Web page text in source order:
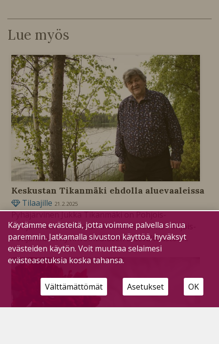
Lue myös
Keskustan Tikanmäki ehdolla aluevaaleissa
Tilaajille 21.2.2025
Pyhäjärvinen Jukka Tikanmäki on Pohjois-
Pohjanmaan Keskustan aluevaaliehdokas Pohjois-
Pohjanmaan hyvinvointialueen aluevaltuustoon.
Käytämme evästeitä, jotta voimme palvella sinua
paremmin. Jatkamalla sivuston käyttöä, hyväksyt
evästeiden käytön. Voit muuttaa selaimesi
evästeasetuksia koska tahansa.
Välttämättömät Asetukset OK